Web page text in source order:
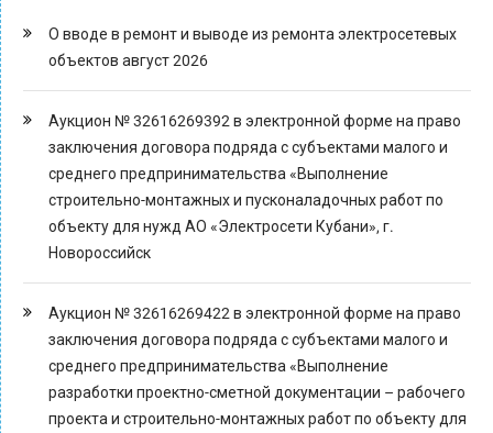
О вводе в ремонт и выводе из ремонта электросетевых
объектов август 2026
Аукцион № 32616269392 в электронной форме на право
заключения договора подряда с субъектами малого и
среднего предпринимательства «Выполнение
строительно-монтажных и пусконаладочных работ по
объекту для нужд АО «Электросети Кубани», г.
Новороссийск
Аукцион № 32616269422 в электронной форме на право
заключения договора подряда с субъектами малого и
среднего предпринимательства «Выполнение
разработки проектно-сметной документации – рабочего
проекта и строительно-монтажных работ по объекту для